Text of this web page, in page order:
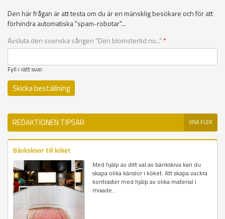
Den här frågan är att testa om du är en mänsklig besökare och för att
förhindra automatiska "spam-robotar"...
Avsluta den svenska sången “Den blomstertid nu...”*
Fyll i rätt svar.
REDAKTIONEN TIPSAR VISA FLER
Bänkskivor till köket
Med hjälp av ditt val av bänkskiva kan du
skapa olika känslor i köket. Att skapa vackra
kontraster med hjälp av olika material i
mixade...